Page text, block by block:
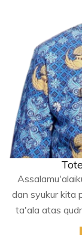
dan syukur kita
ta'ala atas